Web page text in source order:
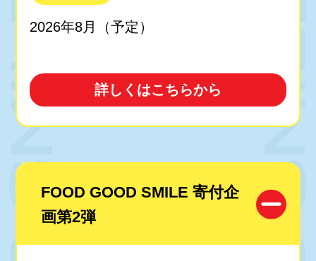
2026年8月（予定）
詳しくはこちらから
FOOD GOOD SMILE 寄付企
画第2弾